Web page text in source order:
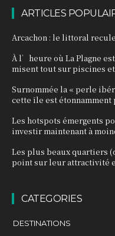
ARTICLES
Arcachon : le littoral
À l’heure où La Plagne
misent tout sur piscines
Surnommée la « perle
cette île est étonnamment
Les hotspots émergents
investir maintenant à
Les plus beaux quartiers
point sur leur attractivité
CATEGORIES
DESTINATIONS